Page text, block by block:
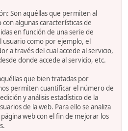
Son aquéllas que permiten al
algunas características de
en función de una serie de
como por ejemplo, el
a través del cual accede al servicio,
donde accede al servicio, etc.
que bien tratadas por
permiten cuantificar el número de
y análisis estadístico de la
de la web. Para ello se analiza
web con el fin de mejorar los